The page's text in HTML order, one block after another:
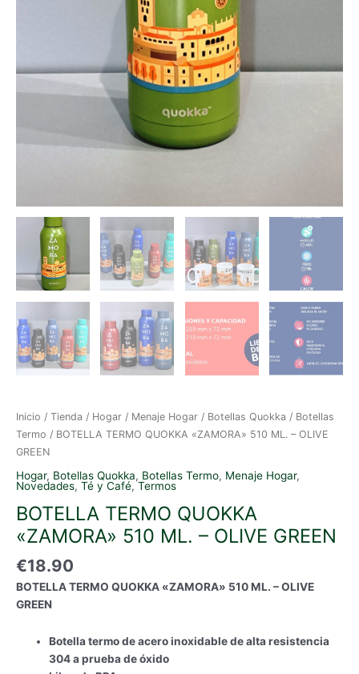
Inicio / Tienda / Hogar / Menaje Hogar / Botellas Quokka / Botellas
Termo / BOTELLA TERMO QUOKKA «ZAMORA» 510 ML. – OLIVE
GREEN
Hogar, Botellas Quokka, Botellas Termo, Menaje Hogar,
Novedades, Té y Café,Termos
BOTELLA TERMO QUOKKA
«ZAMORA» 510 ML. – OLIVE GREEN
€18.90
BOTELLA TERMO QUOKKA «ZAMORA» 510 ML. – OLIVE
GREEN
Botella termo de acero inoxidable de alta resistencia
304 a prueba de óxido